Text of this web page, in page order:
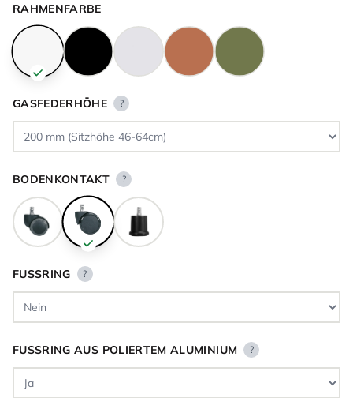
RAHMENFARBE
GASFEDERHÖHE ?
BODENKONTAKT ?
FUSSRING ?
FUSSRING AUS POLIERTEM ALUMINIUM ?